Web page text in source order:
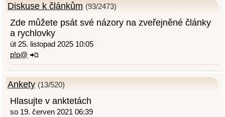
Diskuse k článkům (93/2473)
Zde můžete psát své názory na zveřejněné články
a rychlovky
út 25. listopad 2025 10:05
p!p@
Ankety (13/520)
Hlasujte v anktetách
so 19. červen 2021 06:39